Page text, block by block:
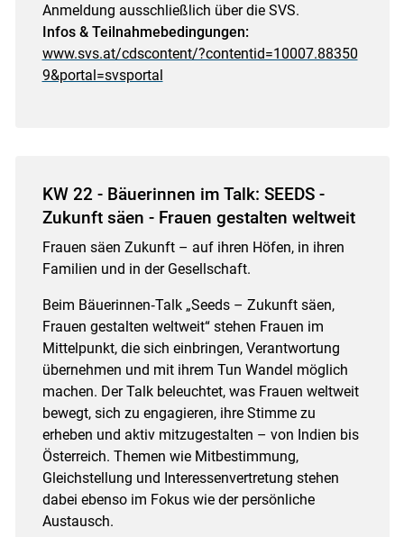
Anmeldung ausschließlich über die SVS.
Infos & Teilnahmebedingungen:
www.svs.at/cdscontent/?contentid=10007.88350
9&portal=svsportal
KW 22 - Bäuerinnen im Talk: SEEDS -
Zukunft säen - Frauen gestalten weltweit
Frauen säen Zukunft – auf ihren Höfen, in ihren
Familien und in der Gesellschaft.
Beim Bäuerinnen‑Talk „Seeds – Zukunft säen,
Frauen gestalten weltweit“ stehen Frauen im
Mittelpunkt, die sich einbringen, Verantwortung
übernehmen und mit ihrem Tun Wandel möglich
machen. Der Talk beleuchtet, was Frauen weltweit
bewegt, sich zu engagieren, ihre Stimme zu
erheben und aktiv mitzugestalten – von Indien bis
Österreich. Themen wie Mitbestimmung,
Gleichstellung und Interessenvertretung stehen
dabei ebenso im Fokus wie der persönliche
Austausch.